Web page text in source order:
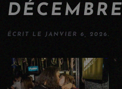
DÉCEMBRE
ÉCRIT LE JANVIER 6, 2026.